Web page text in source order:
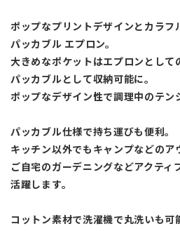
ポップなプリントデザインとカラフ
パッカブル エプロン。
大きめなポケットはエプロンとして
パッカブルとして収納可能に。
ポップなデザイン性で調理中のテン
パッカブル仕様で持ち運びも便利。
キッチン以外でもキャンプなどのア
ご自宅のガーデニングなどアクティ
活躍します。
コットン素材で洗濯機で丸洗いも可